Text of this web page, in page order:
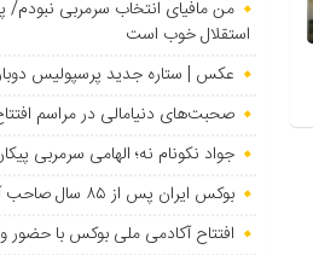
من مافیای انتخاب سرمربی نبودم/
استقلال خوب است
عکس | ستاره جدید پرسپولیس
صحبت‌های دنیامالی در مراسم
جواد نکونام نه؛ الهامی سرمربی
بوکس ایران پس از ۸۵ سال صاحب آکادمی تیم های ملی شد
افتتاح آکادمی ملی بوکس با حضور